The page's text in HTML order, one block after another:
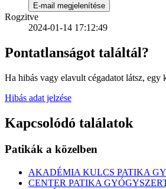
E-mail megjelenítése
Rogzitve
2024-01-14 17:12:49
Pontatlanságot találtál?
Ha hibás vagy elavult cégadatot látsz, egy
Hibás adat jelzése
Kapcsolódó találatok
Patikák a közelben
AKADÉMIA KULCS PATIKA
CENTER PATIKA